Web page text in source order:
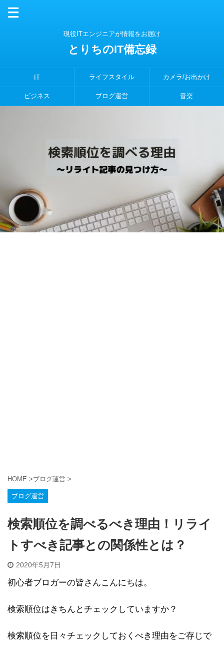
現役ITエンジニアが情報をお届け
とりちのIT備忘録
IT ライフスタイル カメラ/お出かけ
ビジネス ブログ運営 音楽
HOME >ブログ運営 >
ブログ運営
検索順位を調べるべき理由！リライ
トすべき記事との関係性とは？
2020年5月7日
初心者ブロガーの皆さんこんにちは。
検索順位はきちんとチェックしていますか？
検索順位を日々チェックしておくべき理由をご存じで